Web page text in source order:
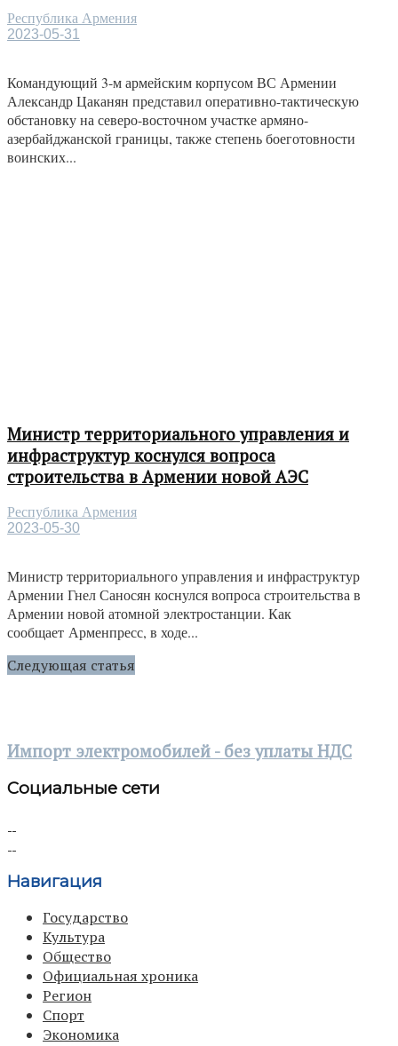
Республика Армения
2023-05-31
Командующий 3-м армейским корпусом ВС Армении
Александр Цаканян представил оперативно-тактическую
обстановку на северо-восточном участке армяно-
азербайджанской границы, также степень боеготовности
воинских...
Министр территориального управления и
инфраструктур коснулся вопроса
строительства в Армении новой АЭС
Республика Армения
2023-05-30
Министр территориального управления и инфраструктур
Армении Гнел Саносян коснулся вопроса строительства в
Армении новой атомной электростанции. Как
сообщает Арменпресс, в ходе...
Следующая статья
Импорт электромобилей - без уплаты НДС
Социальные сети
Навигация
Государство
Культура
Общество
Официальная хроника
Регион
Спорт
Экономика